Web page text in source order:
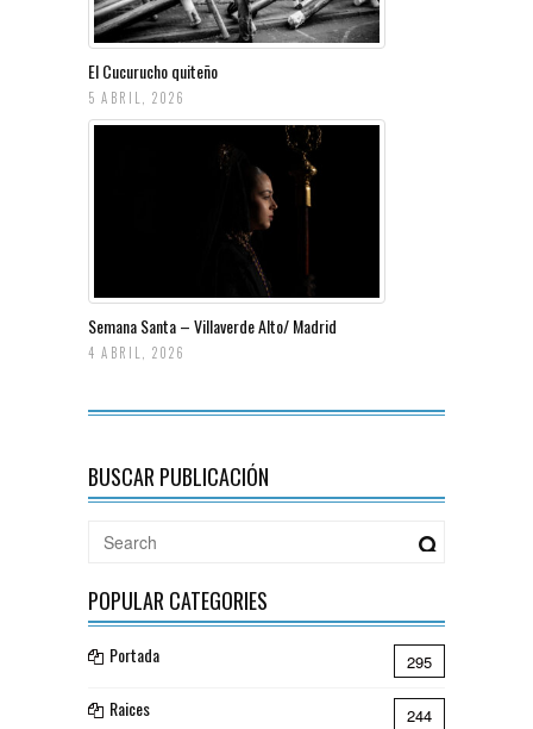
El Cucurucho quiteño
5 ABRIL, 2026
Semana Santa – Villaverde Alto/ Madrid
4 ABRIL, 2026
BUSCAR PUBLICACIÓN
POPULAR CATEGORIES
Portada 295
Raices 244